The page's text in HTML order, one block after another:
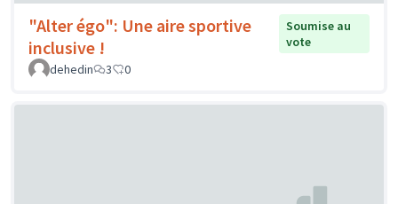
"Alter égo": Une aire sportive
inclusive !
Soumise au
vote
dehedin
3 0